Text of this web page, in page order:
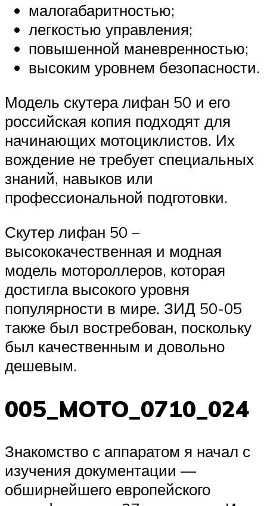
малогабаритностью;
легкостью управления;
повышенной маневренностью;
высоким уровнем безопасности.
Модель скутера лифан 50 и его
российская копия подходят для
начинающих мотоциклистов. Их
вождение не требует специальных
знаний, навыков или
профессиональной подготовки.
Скутер лифан 50 –
высококачественная и модная
модель мотороллеров, которая
достигла высокого уровня
популярности в мире. ЗИД 50-05
также был востребован, поскольку
был качественным и довольно
дешевым.
005_MOTO_0710_024
Знакомство с аппаратом я начал с
изучения документации —
обширнейшего европейского